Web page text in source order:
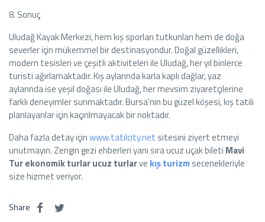
8. Sonuç
Uludağ Kayak Merkezi, hem kış sporları tutkunları hem de doğa
severler için mükemmel bir destinasyondur. Doğal güzellikleri,
modern tesisleri ve çeşitli aktiviteleri ile Uludağ, her yıl binlerce
turisti ağırlamaktadır. Kış aylarında karla kaplı dağlar, yaz
aylarında ise yeşil doğası ile Uludağ, her mevsim ziyaretçilerine
farklı deneyimler sunmaktadır. Bursa'nın bu güzel köşesi, kış tatili
planlayanlar için kaçırılmayacak bir noktadır.
Daha fazla detay içinwww.tatilcity.net sitesini ziyert etmeyi
unutmayın. Zengin gezi ehberleri yanı sıra ucuz uçak bileti Mavi
Turekonomik turlarucuz turlarve kış turizm secenekleriyle
size hizmet veriyor.
Share